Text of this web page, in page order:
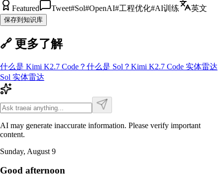
Featured Tweet#Sol#OpenAI#工程优化#AI训练 英文
保存到知识库
🔗 更多了解
什么是 Kimi K2.7 Code ？ 什么是 Sol ？ Kimi K2.7 Code 实体雷达
Sol 实体雷达
AI may generate inaccurate information. Please verify important
content.
Sunday, August 9
Good afternoon